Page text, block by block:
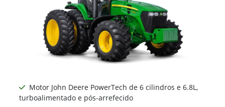
Motor John Deere PowerTech de 6 cilindros e 6.8L,
turboalimentado e pós-arrefecido